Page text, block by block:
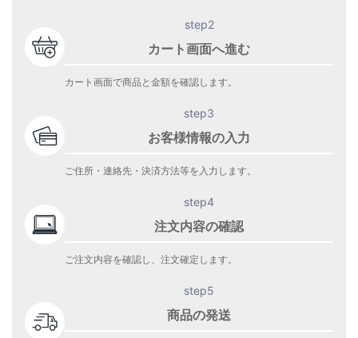
step2
カート画面へ進む
カート画面で商品と金額を確認します。
step3
お客様情報の入力
ご住所・連絡先・決済方法等を入力します。
step4
注文内容の確認
ご注文内容を確認し、注文確定します。
step5
商品の発送